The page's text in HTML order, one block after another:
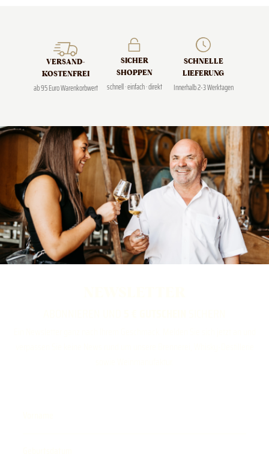
VERSAND­
KOSTENFREI
ab 95 Euro Warenkorbwert
SICHER
SHOPPEN
schnell · einfach · direkt
SCHNELLE
LIEFERUNG
Innerhalb 2-3 Werktagen